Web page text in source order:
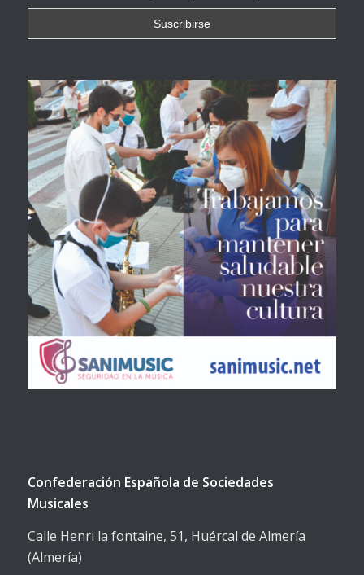
Confederación Española de Sociedades
Musicales
Calle Henri la fontaine, 51, Huércal de Almería
(Almería)